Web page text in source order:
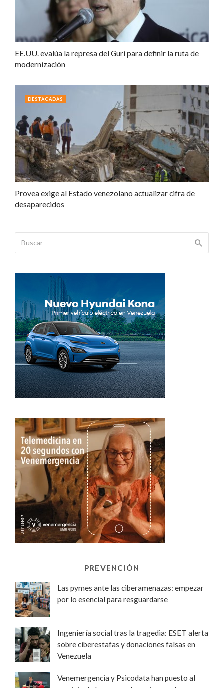
EE.UU. evalúa la represa del Guri para definir la ruta de
modernización
Provea exige al Estado venezolano actualizar cifra de
desaparecidos
DESTACADAS
PREVENCIÓN
Las pymes ante las ciberamenazas: empezar
por lo esencial para resguardarse
Ingeniería social tras la tragedia: ESET alerta
sobre ciberestafas y donaciones falsas en
Venezuela
Venemergencia y Psicodata han puesto al